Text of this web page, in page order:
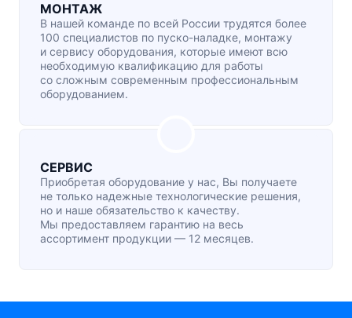
МОНТАЖ
В нашей команде по всей России трудятся более
100 специалистов по пуско-наладке, монтажу
и сервису оборудования, которые имеют всю
необходимую квалификацию для работы
со сложным современным профессиональным
оборудованием.
СЕРВИС
Приобретая оборудование у нас, Вы получаете
не только надежные технологические решения,
но и наше обязательство к качеству.
Мы предоставляем гарантию на весь
ассортимент продукции — 12 месяцев.